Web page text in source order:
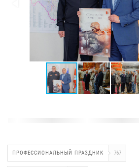
ПРОФЕССИОНАЛЬНЫЙ ПРАЗДНИК 767